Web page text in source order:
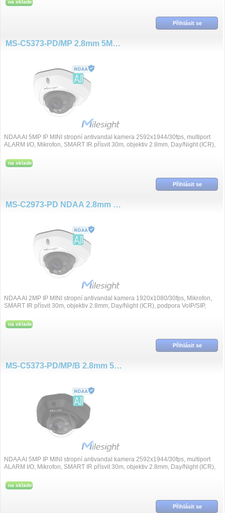
na sklade
Přihlásit se
MS-C5373-PD/MP 2.8mm 5MP/30fps AI NDAA
NDAA AI 5MP IP MINI stropní antivandal kamera 2592x1944/30fps, multiport
ALARM I/O, Mikrofon, SMART IR přísvit 30m, objektiv 2.8mm, Day/Night (ICR),
na sklade
Přihlásit se
MS-C2973-PD NDAA 2.8mm 2MP/30fps mini DOME AI
NDAA AI 2MP IP MINI stropní antivandal kamera 1920x1080/30fps, Mikrofon,
SMART IR přísvit 30m, objektiv 2.8mm, Day/Night (ICR), podpora VoIP/SIP,
na sklade
Přihlásit se
MS-C5373-PD/MP/B 2.8mm 5MP/30fps AI NDAA
NDAA AI 5MP IP MINI stropní antivandal kamera 2592x1944/30fps, multiport
ALARM I/O, Mikrofon, SMART IR přísvit 30m, objektiv 2.8mm, Day/Night (ICR),
na sklade
Přihlásit se